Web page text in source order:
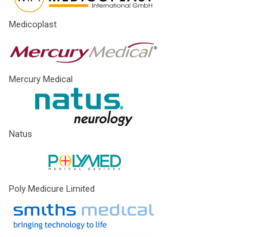
Medicoplast
Mercury Medical
Natus
Poly Medicure Limited